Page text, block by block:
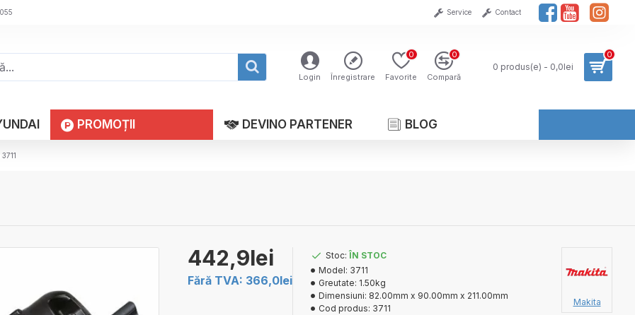
Service Contact
Login Înregistrare Favorite
0
Compară
0
0 produs(e) - 0,0lei
0
PROMOȚII DEVINO PARTENER BLOG
442,9lei
Fără TVA: 366,0lei
Stoc: ÎN STOC
Model: 3711
Greutate: 1.50kg
Dimensiuni: 82.00mm x 90.00mm x 211.00mm
Cod produs: 3711
Makita